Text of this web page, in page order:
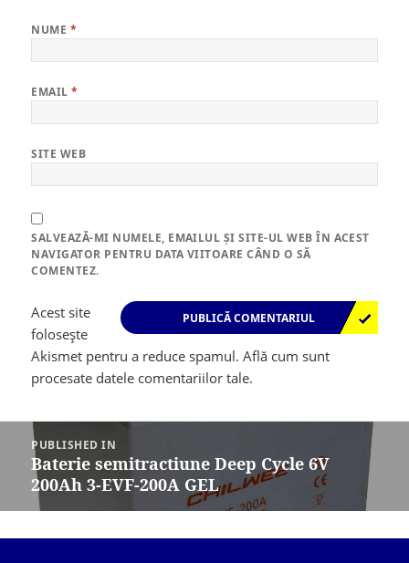
NUME *
EMAIL*
SITE WEB
SALVEAZĂ-MI NUMELE, EMAILUL ȘI SITE-UL WEB ÎN ACEST
NAVIGATOR PENTRU DATA VIITOARE CÂND O SĂ
COMENTEZ.
Acest site
folosește
Akismet pentru a reduce spamul.Află cum sunt
procesate datele comentariilor tale.
Navigare
articole
PUBLISHED IN
Baterie semitractiune Deep Cycle 6V
200Ah 3-EVF-200A GEL